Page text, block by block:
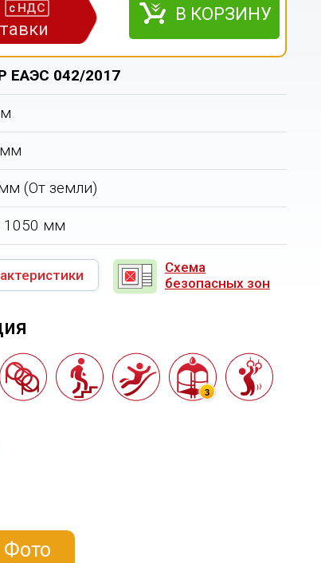
с НДС В КОРЗИНУ
ЕАЭС 042/2017
(От земли)
1050 мм
Схема
безопасных зон
3
Фото